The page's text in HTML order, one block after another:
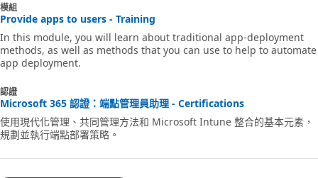
停
用
模組
Provide apps to users - Training
In this module, you will learn about traditional app-deployment
methods, as well as methods that you can use to help to automate
app deployment.
認證
Microsoft 365 認證：端點管理員助理 - Certifications
使用現代化管理、共同管理方法和 Microsoft Intune 整合的基本元素，
規劃並執行端點部署策略。